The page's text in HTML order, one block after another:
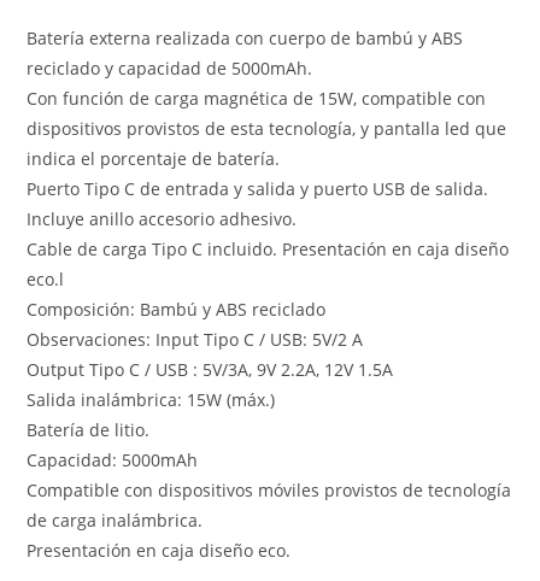
Batería externa realizada con cuerpo de bambú y ABS
reciclado y capacidad de 5000mAh.
Con función de carga magnética de 15W, compatible con
dispositivos provistos de esta tecnología, y pantalla led que
indica el porcentaje de batería.
Puerto Tipo C de entrada y salida y puerto USB de salida.
Incluye anillo accesorio adhesivo.
Cable de carga Tipo C incluido. Presentación en caja diseño
eco.l
Composición: Bambú y ABS reciclado
Observaciones: Input Tipo C / USB: 5V/2 A
Output Tipo C / USB : 5V/3A, 9V 2.2A, 12V 1.5A
Salida inalámbrica: 15W (máx.)
Batería de litio.
Capacidad: 5000mAh
Compatible con dispositivos móviles provistos de tecnología
de carga inalámbrica.
Presentación en caja diseño eco.